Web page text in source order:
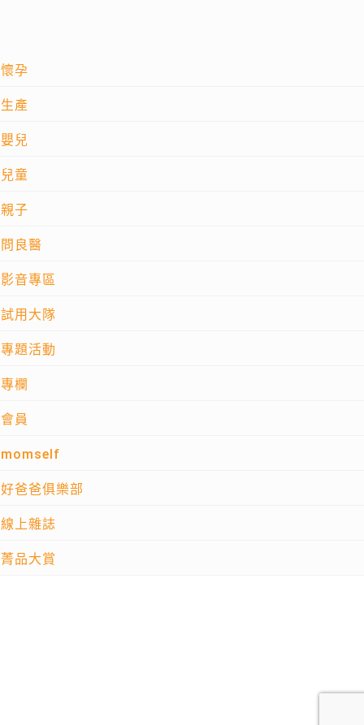
懷孕
生產
嬰兒
兒童
親子
問良醫
影音專區
試用大隊
專題活動
專欄
會員
momself
好爸爸俱樂部
線上雜誌
菁品大賞